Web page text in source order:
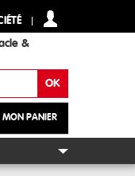
&
MON PANIER
+